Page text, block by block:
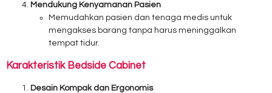
Mendukung Kenyamanan Pasien
Memudahkan pasien dan tenaga medis untuk
mengakses barang tanpa harus meninggalkan
tempat tidur.
Karakteristik Bedside Cabinet
Desain Kompak dan Ergonomis